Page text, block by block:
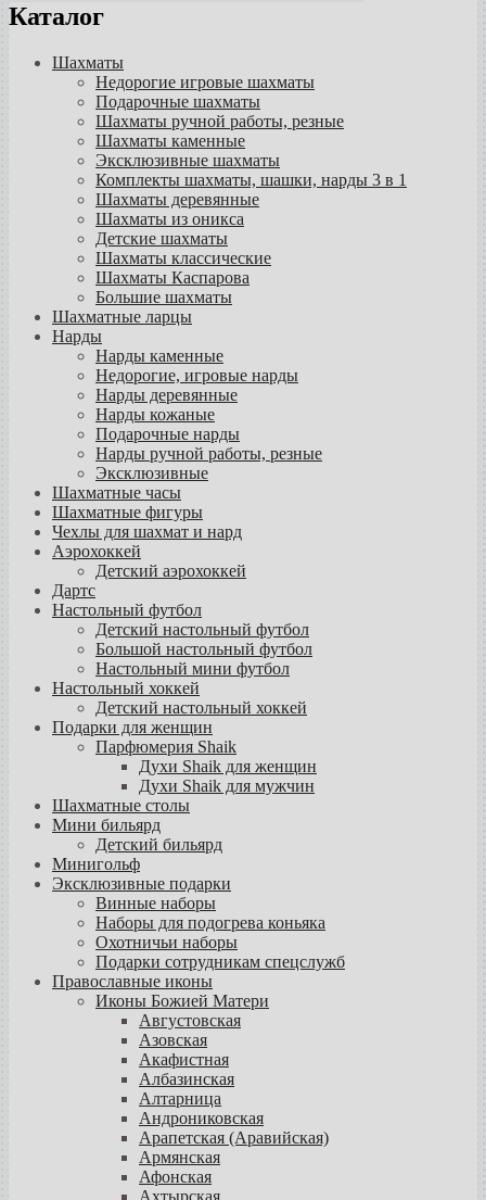
Каталог
Шахматы
Недорогие игровые шахматы
Подарочные шахматы
Шахматы ручной работы, резные
Шахматы каменные
Эксклюзивные шахматы
Комплекты шахматы, шашки, нарды 3 в 1
Шахматы деревянные
Шахматы из оникса
Детские шахматы
Шахматы классические
Шахматы Каспарова
Большие шахматы
Шахматные ларцы
Нарды
Нарды каменные
Недорогие, игровые нарды
Нарды деревянные
Нарды кожаные
Подарочные нарды
Нарды ручной работы, резные
Эксклюзивные
Шахматные часы
Шахматные фигуры
Чехлы для шахмат и нард
Аэрохоккей
Детский аэрохоккей
Дартс
Настольный футбол
Детский настольный футбол
Большой настольный футбол
Настольный мини футбол
Настольный хоккей
Детский настольный хоккей
Подарки для женщин
Парфюмерия Shaik
Духи Shaik для женщин
Духи Shaik для мужчин
Шахматные столы
Мини бильярд
Детский бильярд
Минигольф
Эксклюзивные подарки
Винные наборы
Наборы для подогрева коньяка
Охотничьи наборы
Подарки сотрудникам спецслужб
Православные иконы
Иконы Божией Матери
Августовская
Азовская
Акафистная
Албазинская
Алтарница
Андрониковская
Арапетская (Аравийская)
Армянская
Афонская
Ахтырская